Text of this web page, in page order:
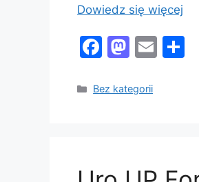
Dowiedz się więcej
F
c
M
st
E
Kategorie
Bez kategorii